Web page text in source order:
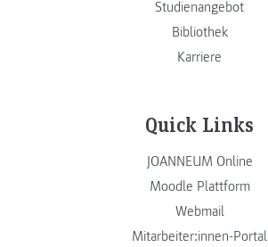
Studienangebot
Bibliothek
Karriere
Quick Links
JOANNEUM Online
Moodle Plattform
Webmail
Mitarbeiter:innen-Portal